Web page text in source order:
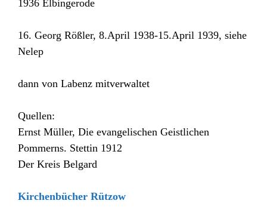
1936 Elbingerode
16. Georg Rößler, 8.April 1938-15.April 1939, siehe
Nelep
dann von Labenz mitverwaltet
Quellen:
Ernst Müller, Die evangelischen Geistlichen
Pommerns. Stettin 1912
Der Kreis Belgard
Kirchenbücher Rützow